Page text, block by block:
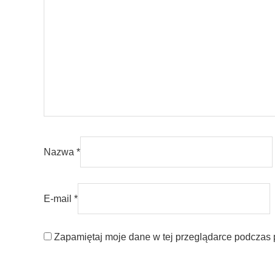
Nazwa *
E-mail *
Zapamiętaj moje dane w tej przeglądarce podczas